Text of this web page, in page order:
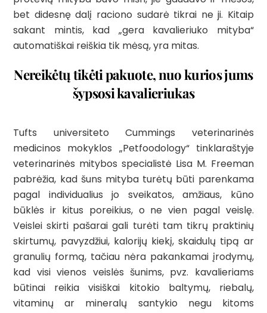
bet didesnę dalį raciono sudarė tikrai ne ji. Kitaip
sakant mintis, kad „gera kavalieriuko mityba“
automatiškai reiškia tik mėsą, yra mitas.
Nereikėtų tikėti pakuote, nuo kurios jums
šypsosi kavalieriukas
Tufts universiteto Cummings veterinarinės
medicinos mokyklos „Petfoodology“ tinklaraštyje
veterinarinės mitybos specialistė Lisa M. Freeman
pabrėžia, kad šuns mityba turėtų būti parenkama
pagal individualius jo sveikatos, amžiaus, kūno
būklės ir kitus poreikius, o ne vien pagal veislę.
Veislei skirti pašarai gali turėti tam tikrų praktinių
skirtumų, pavyzdžiui, kalorijų kiekį, skaidulų tipą ar
granulių formą, tačiau nėra pakankamai įrodymų,
kad visi vienos veislės šunims, pvz. kavalieriams
būtinai reikia visiškai kitokio baltymų, riebalų,
vitaminų ar mineralų santykio negu kitoms